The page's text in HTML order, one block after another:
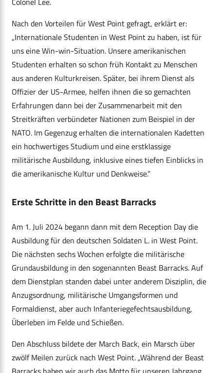
Nach den Vorteilen für West Point gefragt, erklärt er:
„Internationale Studenten in West Point zu haben, ist für
uns eine Win-win-Situation. Unsere amerikanischen
Studenten erhalten so schon früh Kontakt zu Menschen
aus anderen Kulturkreisen. Später, bei ihrem Dienst als
Offizier der US-Armee, helfen ihnen die so gemachten
Erfahrungen dann bei der Zusammenarbeit mit den
Streitkräften verbündeter Nationen zum Beispiel in der
NATO. Im Gegenzug erhalten die internationalen Kadetten
ein hochwertiges Studium und eine erstklassige
militärische Ausbildung, inklusive eines tiefen Einblicks in
die amerikanische Kultur und Denkweise.“
Erste Schritte in den Beast Barracks
Am 1. Juli 2024 begann dann mit dem Reception Day die
Ausbildung für den deutschen Soldaten L. in West Point.
Die nächsten sechs Wochen erfolgte die militärische
Grundausbildung in den sogenannten Beast Barracks. Auf
dem Dienstplan standen dabei unter anderem Disziplin, die
Anzugsordnung, militärische Umgangsformen und
Formaldienst, aber auch Infanteriegefechtsausbildung,
Überleben im Felde und Schießen.
Den Abschluss bildete der March Back, ein Marsch über
zwölf Meilen zurück nach West Point. „Während der Beast